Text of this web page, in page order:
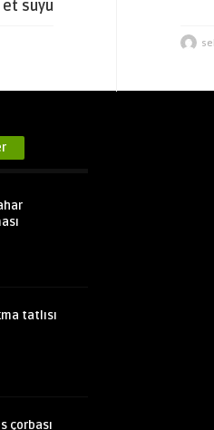
suyu
tatlısı
çorbası